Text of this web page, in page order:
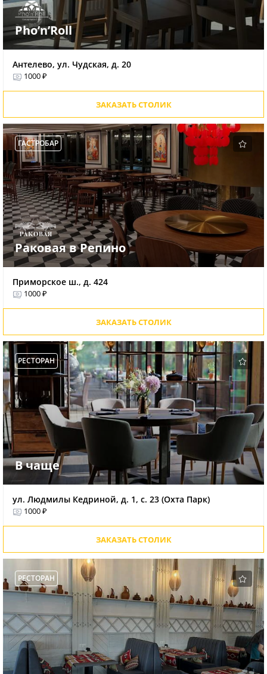
Pho’n’Roll
Антелево, ул. Чудская, д. 20
1000 ₽
ЗАКАЗАТЬ СТОЛИК
ГАСТРОБАР
Раковая в Репино
Приморское ш., д. 424
1000 ₽
ЗАКАЗАТЬ СТОЛИК
РЕСТОРАН
В чаще
ул. Людмилы Кедриной, д. 1, с. 23 (Охта Парк)
1000 ₽
ЗАКАЗАТЬ СТОЛИК
РЕСТОРАН